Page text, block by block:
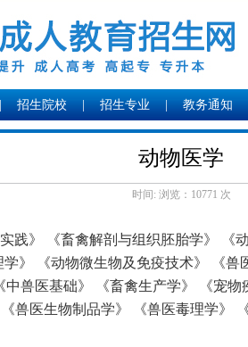
招生院校 招生专业 教务通知
动物医学
时间: 浏览： 10771 次
实践》 《畜禽解剖与组织胚胎学》 《
》 《动物微生物及免疫技术》 《
中兽医基础》 《畜禽生产学》 《宠
兽医生物制品学》 《兽医毒理学》